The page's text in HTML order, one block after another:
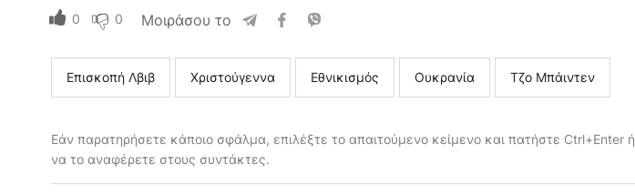
0 0 Μοιράσου το
Επισκοπή Λβιβ Χριστούγεννα Εθνικισμός Ουκρανία Τζο Μπάιντεν
Εάν παρατηρήσετε κάποιο σφάλμα, επιλέξτε το απαιτούμενο κείμενο και πατήστε Ctrl+Enter ή
να το αναφέρετε στους συντάκτες.